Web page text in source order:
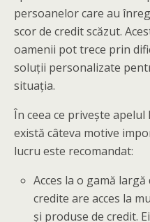
persoanelor care au
scor de credit scăzut.
oamenii pot trece prin
soluții personalizate
situația.
În ceea ce privește
există câteva motive
lucru este recomandat:
Acces la o gamă
credite are acces la
și produse de credit.